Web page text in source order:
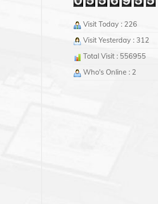
Visit Today : 226
Visit Yesterday : 312
Total Visit : 556955
Who's Online : 2